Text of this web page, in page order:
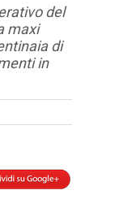
del
maxi
di
in